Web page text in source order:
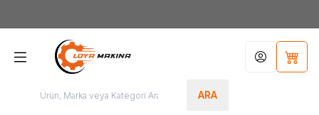
ARA
Hesabım